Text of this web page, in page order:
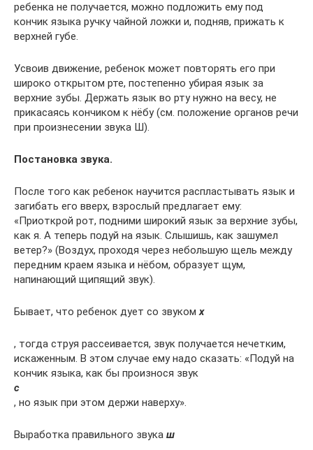
ребенка не получается, можно подложить ему под
кончик языка ручку чайной ложки и, подняв, прижать к
верхней губе.
Усвоив движение, ребенок может повторять его при
широко открытом рте, постепенно убирая язык за
верхние зубы. Держать язык во рту нужно на весу, не
прикасаясь кончиком к нёбу (см. положение органов речи
при произнесении звука Ш).
Постановка звука.
После того как ребенок научится распластывать язык и
загибать его вверх, взрослый предлагает ему:
«Приоткрой рот, подними широкий язык за верхние зубы,
как я. А теперь подуй на язык. Слышишь, как зашумел
ветер?» (Воздух, проходя через небольшую щель между
передним краем языка и нёбом, образует щум,
напинающий щипящий звук).
Бывает, что ребенок дует со звукомх
, тогда струя рассеивается, звук получается нечетким,
искаженным. В этом случае ему надо сказать: «Подуй на
кончик языка, как бы произнося звук
с
, но язык при этом держи наверху».
Выработка правильного звука ш